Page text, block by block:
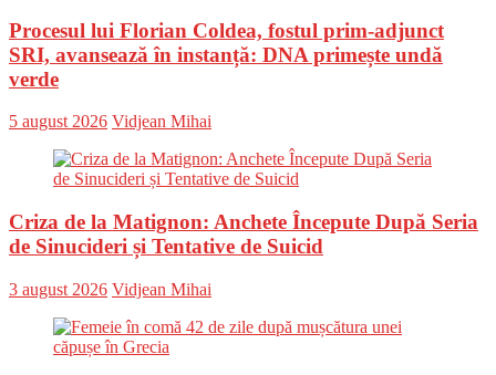
Procesul lui Florian Coldea, fostul prim-adjunct
SRI, avansează în instanță: DNA primește undă
verde
Posted
5 august 2026 Author
Vidjean Mihai
Criza de la Matignon: Anchete Începute După Seria
de Sinucideri și Tentative de Suicid
Posted
3 august 2026 Author
Vidjean Mihai